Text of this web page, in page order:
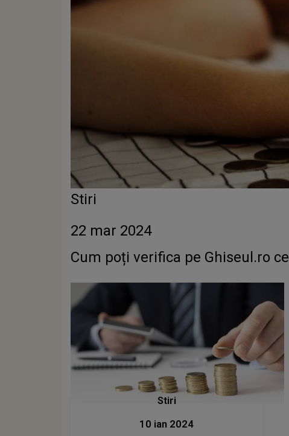
Stiri
22 mar 2024
Cum poți verifica pe Ghiseul.ro
Stiri
10 ian 2024